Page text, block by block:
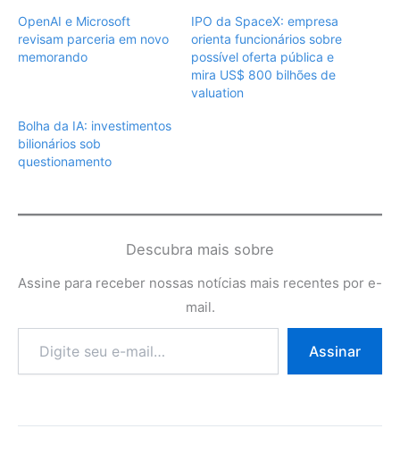
OpenAI e Microsoft
revisam parceria em novo
memorando
IPO da SpaceX: empresa
orienta funcionários sobre
possível oferta pública e
mira US$ 800 bilhões de
valuation
Bolha da IA: investimentos
bilionários sob
questionamento
Descubra mais sobre
Assine para receber nossas notícias mais recentes por e-
mail.
e-
Assinar